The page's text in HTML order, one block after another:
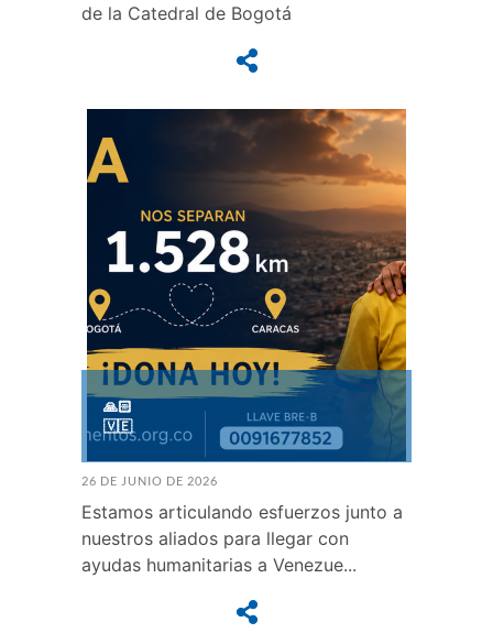
de la Catedral de Bogotá
🙏🏻
🇻🇪
26 DE JUNIO DE 2026
Estamos articulando esfuerzos junto a
nuestros aliados para llegar con
ayudas humanitarias a Venezue...